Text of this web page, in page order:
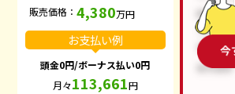
販売価格：4,380万円
お支払い例
頭金0円/ボーナス払い0円
月々113,661円